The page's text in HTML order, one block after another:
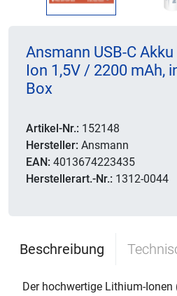
Ansmann USB-C
Ion 1,5V / 2200 mAh,
Box
Artikel-Nr.: 152148
Hersteller: Ansmann
EAN: 4013674223435
Herstellerart.-Nr.: 1312-0044
Beschreibung
Der hochwertige Lithium-Ionen